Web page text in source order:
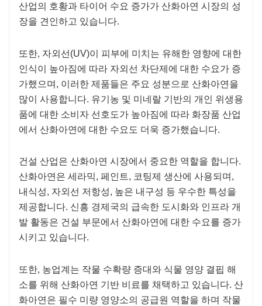
산업의 호황과 타이어 수요 증가가 산화아연 시장의 성
장을 견인하고 있습니다.
또한, 자외선(UV)이 피부에 미치는 유해한 영향에 대한
인식이 높아짐에 따라 자외선 차단제에 대한 수요가 증
가했으며, 이러한 제품들은 주요 성분으로 산화아연을
많이 사용합니다. 유기농 및 미네랄 기반의 개인 위생용
품에 대한 소비자 선호도가 높아짐에 따라 화장품 산업
에서 산화아연에 대한 수요도 더욱 증가했습니다.
건설 산업은 산화아연 시장에서 중요한 역할을 합니다.
산화아연은 ​​세라믹, 페인트, 코팅제 생산에 사용되며,
내식성, 자외선 저항성, 높은 내구성 등 우수한 특성을
제공합니다. 신흥 경제국의 급속한 도시화와 인프라 개
발 활동은 건설 부문에서 산화아연에 대한 수요를 증가
시키고 있습니다.
또한, 농업계는 작물 수확량 증대와 식물 영양 결핍 해
소를 위해 산화아연 기반 비료를 채택하고 있습니다. 산
화아연은 ​​필수 미량 영양소의 공급원 역할을 하며 작물